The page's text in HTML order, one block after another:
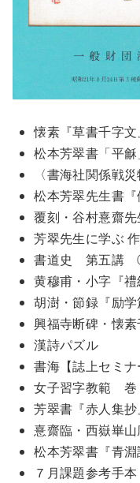
懐素『草書千字文
松本芳翠書「平龢
〈書海社関係戦
松本芳翠先生書
覆刻・谷村憙齋先
芳翠先生に学ぶ
書道史 第五講
黄穆甫・小字『
胡澍・節録『励
興福寺断碑・懐
漢詩パズル
書海【誌上セミ
女子習字教範 巻
芳翠書『赤人集抄
憙齋臨・西嶽崋
松本芳翠書『青淵
７月課題参考手本